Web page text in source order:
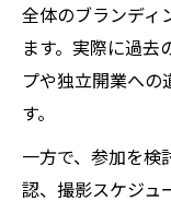
全体のブランディ
ます。実際に過
プや独立開業への
す。
一方で、参加を検
認、撮影スケジュ